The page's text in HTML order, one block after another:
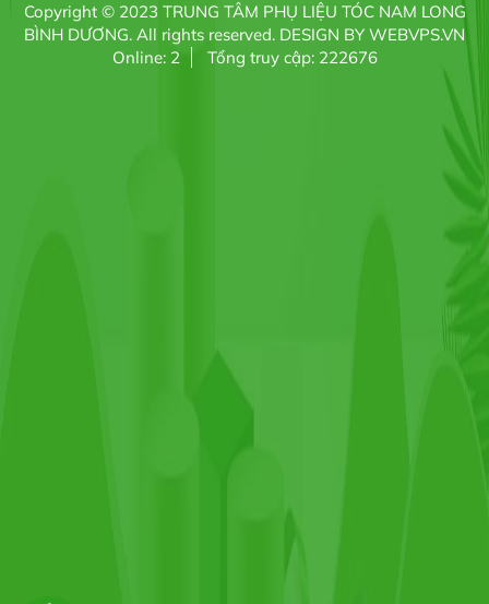
Copyright © 2023 TRUNG TÂM PHỤ LIỆU TÓC NAM LONG
BÌNH DƯƠNG. All rights reserved. DESIGN BY WEBVPS.VN
Online: 2
Tổng truy cập: 222676